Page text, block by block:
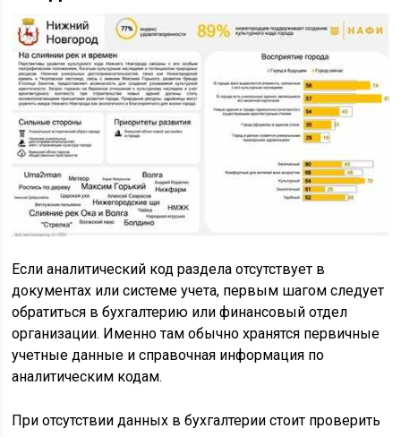
Если аналитический код раздела отсутствует в
документах или системе учета, первым шагом следует
обратиться в бухгалтерию или финансовый отдел
организации. Именно там обычно хранятся первичные
учетные данные и справочная информация по
аналитическим кодам.
При отсутствии данных в бухгалтерии стоит проверить